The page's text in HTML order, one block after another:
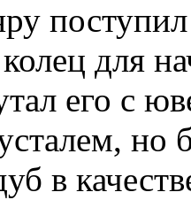
поступил
колец для
его с
в